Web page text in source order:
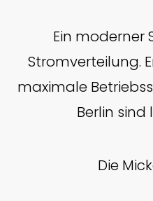
Ein
Stromverteilung.
maximale
Berlin
Die